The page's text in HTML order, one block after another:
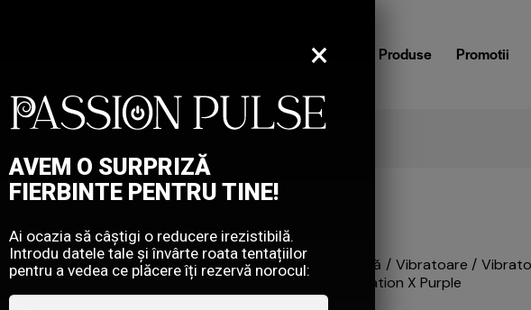
Inspiratie & Placere Produse Promotii
REDUCEREA, ÎNVÂRTE ROATA!
Prima pagină Vibratoare
dubla Senzation X Purple
×
AVEM O SURPRIZĂ
FIERBINTE PENTRU TINE!
Ai ocazia să câștigi o reducere irezistibilă.
Introdu datele tale și învârte roata tentațiilor
pentru a vedea ce plăcere îți rezervă norocul: